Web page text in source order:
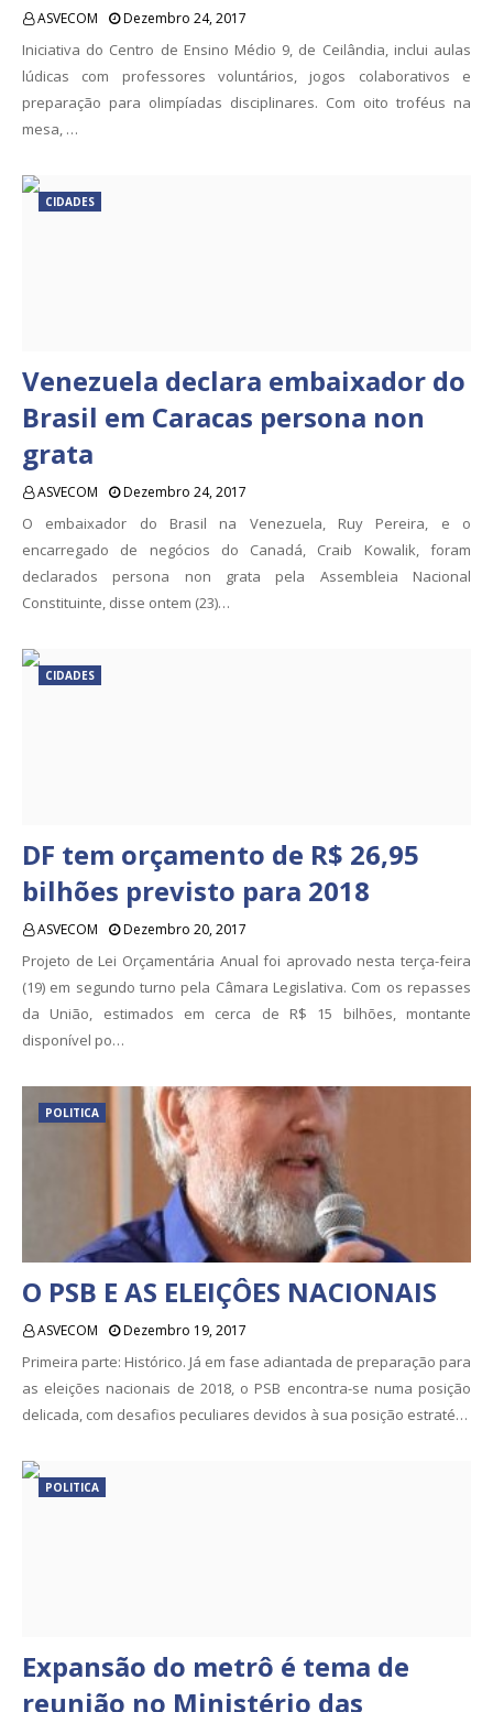
ASVECOM Dezembro 24, 2017
Iniciativa do Centro de Ensino Médio 9, de Ceilândia, inclui aulas
lúdicas com professores voluntários, jogos colaborativos e
preparação para olimpíadas disciplinares. Com oito troféus na
mesa, …
CIDADES
Venezuela declara embaixador do
Brasil em Caracas persona non
grata
ASVECOM Dezembro 24, 2017
O embaixador do Brasil na Venezuela, Ruy Pereira, e o
encarregado de negócios do Canadá, Craib Kowalik, foram
declarados persona non grata pela Assembleia Nacional
Constituinte, disse ontem (23)…
CIDADES
DF tem orçamento de R$ 26,95
bilhões previsto para 2018
ASVECOM Dezembro 20, 2017
Projeto de Lei Orçamentária Anual foi aprovado nesta terça-feira
(19) em segundo turno pela Câmara Legislativa. Com os repasses
da União, estimados em cerca de R$ 15 bilhões, montante
disponível po…
POLITICA
O PSB E AS ELEIÇÔES NACIONAIS
ASVECOM Dezembro 19, 2017
Primeira parte: Histórico. Já em fase adiantada de preparação para
as eleições nacionais de 2018, o PSB encontra-se numa posição
delicada, com desafios peculiares devidos à sua posição estraté…
POLITICA
Expansão do metrô é tema de
reunião no Ministério das